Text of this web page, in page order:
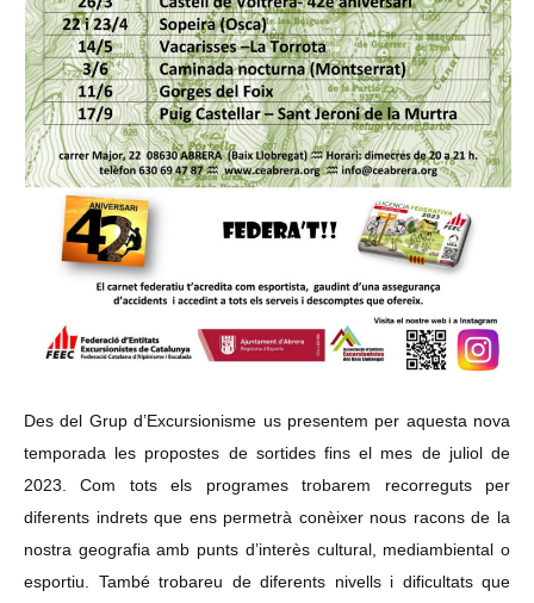
Des del Grup d’Excursionisme us presentem per aquesta nova
temporada les propostes de sortides fins el mes de juliol de
2023. Com tots els programes trobarem recorreguts per
diferents indrets que ens permetrà conèixer nous racons de la
nostra geografia amb punts d’interès cultural, mediambiental o
esportiu. També trobareu de diferents nivells i dificultats que